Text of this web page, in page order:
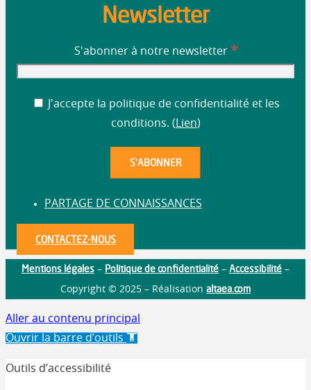
Newsletter
S'abonner à notre newsletter *
J'accepte la politique de confidentialité et les
conditions. (Lien)
PARTAGE DE CONNAISSANCES
CONTACTEZ-NOUS
Mentions légales – Politique de confidentialité – Accessibilité –
Copyright © 2025 – Réalisation altaea.com
Aller au contenu principal
Ouvrir la barre d’outils
Outils d’accessibilité